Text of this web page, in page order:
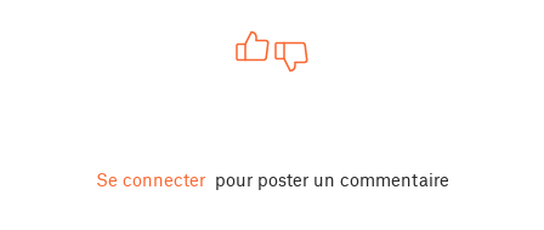
Se connecter pour poster un commentaire